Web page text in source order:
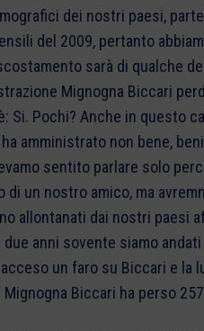
dei nostri paesi,
del 2009, pertanto
sarà di qualche
Mignogna Biccari
Si. Pochi? Anche in questo
amministrato non bene,
sentito parlare solo
di un nostro amico, ma
allontanati dai nostri paesi
anni sovente siamo
un faro su Biccari e la
Biccari ha perso